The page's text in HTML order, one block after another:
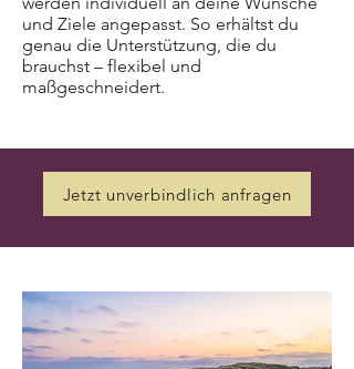
und Ziele angepasst. So erhältst du
genau die Unterstützung, die du
brauchst – flexibel und
maßgeschneidert.
Jetzt unverbindlich anfragen